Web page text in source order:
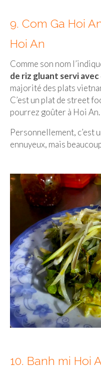
9. Com Ga Hoi
Hoi An
Comme son nom
de riz gluant servi
majorité des plats
C’est un plat de street
pourrez goûter à Hoi An.
Personnellement, c’est
ennuyeux, mais
10. Banh mi Hoi